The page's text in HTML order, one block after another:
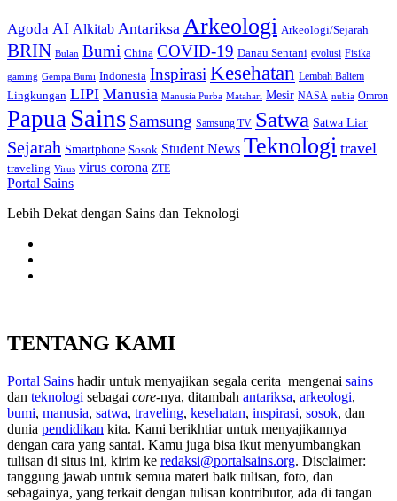
Agoda AI Alkitab Antariksa Arkeologi Arkeologi/Sejarah
BRIN Bulan Bumi China COVID-19 Danau Sentani evolusi Fisika
gaming Gempa Bumi Indonesia InspirasiKesehatan Lembah Baliem
Lingkungan LIPI Manusia Manusia Purba Matahari Mesir NASA nubia Omron
Papua Sains Samsung Samsung TV Satwa Satwa Liar
Sejarah Smartphone Sosok Student News Teknologi travel
traveling Virus virus corona ZTE
Portal Sains
Lebih Dekat dengan Sains dan Teknologi
TENTANG KAMI
Portal Sains hadir untuk menyajikan segala cerita mengenai sains
dan teknologi sebagai core-nya, ditambah antariksa, arkeologi,
bumi, manusia, satwa, traveling, kesehatan, inspirasi, sosok, dan
dunia pendidikan kita. Kami berikhtiar untuk menyajikannya
dengan cara yang santai. Kamu juga bisa ikut menyumbangkan
tulisan di situs ini, kirim ke redaksi@portalsains.org. Disclaimer:
tanggung jawab untuk semua materi baik tulisan, foto, dan
sebagainya, yang terkait dengan tulisan kontributor, ada di tangan